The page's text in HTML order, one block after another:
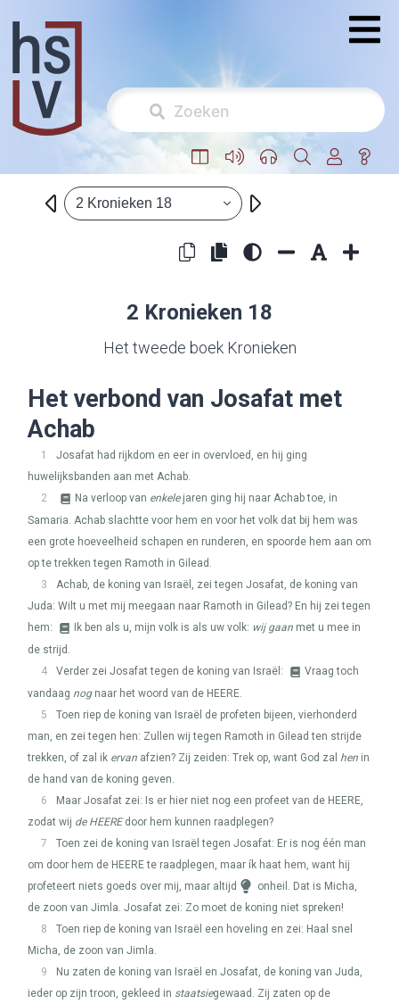
2 Kronieken 18
2 Kronieken 18
Het tweede boek Kronieken
Het verbond van Josafat met
Achab
1
Josafat had rijkdom en eer in overvloed, en hij ging
huwelijksbanden aan met Achab.
2
Na verloop van enkelejaren ging hij naar Achab toe, in
Samaria. Achab slachtte voor hem en voor het volk dat bij hem was
een grote hoeveelheid schapen en runderen, en spoorde hem aan om
op te trekken tegen Ramoth in Gilead.
3
Achab, de koning van Israël, zei tegen Josafat, de koning van
Juda: Wilt u met mij meegaan naar Ramoth in Gilead? En hij zei tegen
hem:
Ik ben als u, mijn volk is als uw volk: wij gaan met u mee in
de strijd.
4
Verder zei Josafat tegen de koning van Israël:
Vraag toch
vandaag nognaar het woord van de HEERE.
5
Toen riep de koning van Israël de profeten bijeen, vierhonderd
man, en zei tegen hen: Zullen wij tegen Ramoth in Gilead ten strijde
trekken, of zal ik ervan afzien? Zij zeiden: Trek op, want God zal hen in
de hand van de koning geven.
6
Maar Josafat zei: Is er hier niet nog een profeet van de HEERE,
zodat wij de HEEREdoor hem kunnen raadplegen?
7
Toen zei de koning van Israël tegen Josafat: Er is nog één man
om door hem de HEEREte raadplegen, maar ík haat hem, want hij
profeteert niets goeds over mij, maar altijd
onheil. Dat is Micha,
de zoon van Jimla. Josafat zei: Zo moet de koning niet spreken!
8
Toen riep de koning van Israël een hoveling en zei: Haal snel
Micha, de zoon van Jimla.
9
Nu zaten de koning van Israël en Josafat, de koning van Juda,
ieder op zijn troon, gekleed in staatsiegewaad. Zij zaten op de